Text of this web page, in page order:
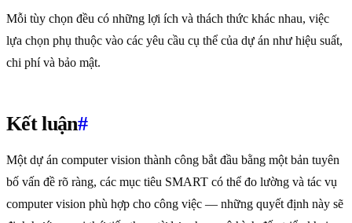
Mỗi tùy chọn đều có những lợi ích và thách thức khác nhau, việc
lựa chọn phụ thuộc vào các yêu cầu cụ thể của dự án như hiệu suất,
chi phí và bảo mật.
Kết luận#
Một dự án computer vision thành công bắt đầu bằng một bản tuyên
bố vấn đề rõ ràng, các mục tiêu SMART có thể đo lường và tác vụ
computer vision phù hợp cho công việc — những quyết định này sẽ